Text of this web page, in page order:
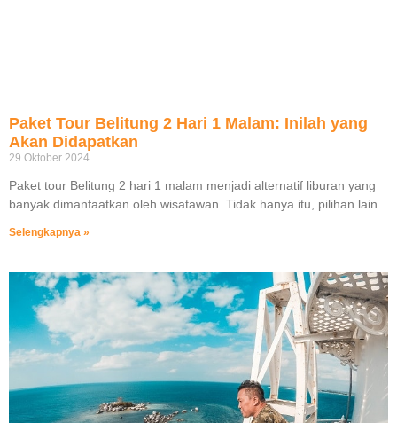
Paket Tour Belitung 2 Hari 1 Malam: Inilah yang
Akan Didapatkan
29 Oktober 2024
Paket tour Belitung 2 hari 1 malam menjadi alternatif liburan yang
banyak dimanfaatkan oleh wisatawan. Tidak hanya itu, pilihan lain
Selengkapnya »